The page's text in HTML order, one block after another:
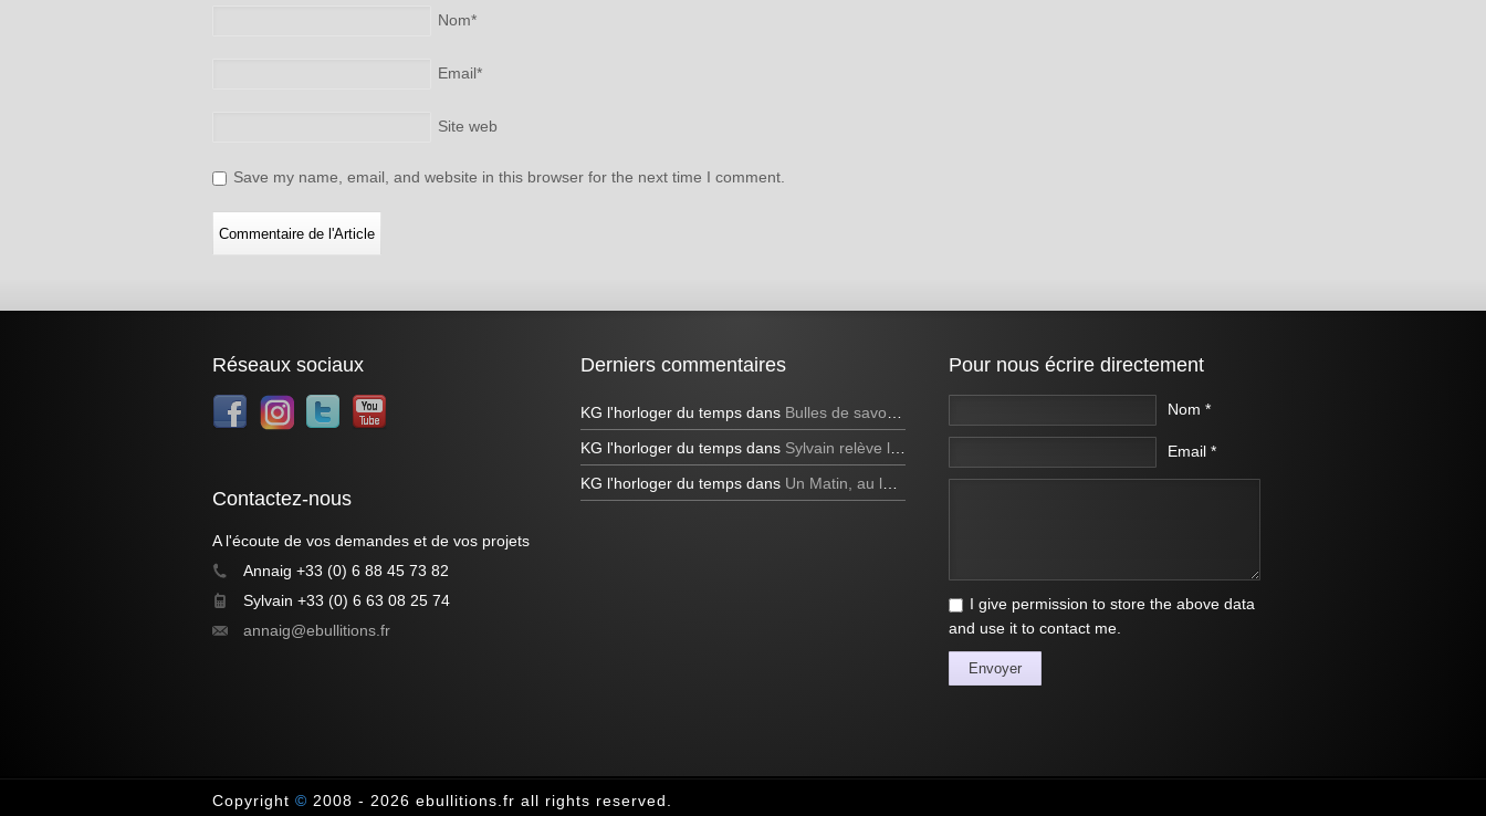
Nom*
Email*
Site web
Save my name, email, and website in this browser for the next time I comment.
Réseaux sociaux
Contactez-nous
A l'écoute de vos demandes et de vos projets
Annaig +33 (0) 6 88 45 73 82
Sylvain +33 (0) 6 63 08 25 74
annaig@ebullitions.fr
Derniers commentaires
KG l'horloger du tempsdans Bulles de savon géantes et bulles bleues
KG l'horloger du tempsdans Sylvain relève le défi de réaliser une bulle de savon carrée à la télévision!
KG l'horloger du tempsdans Un Matin, au lever du soleil
Pour nous écrire directement
Nom *
Email *
I give permission to store the above data
and use it to contact me.
Envoyer
Copyright © 2008 - 2026 ebullitions.fr all rights reserved.